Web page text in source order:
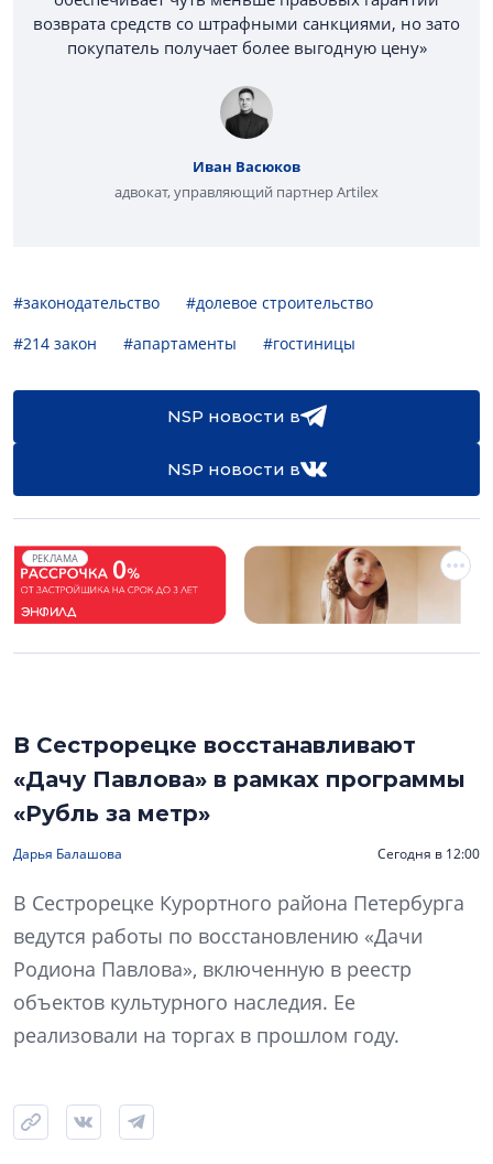
возврата средств со штрафными санкциями, но зато
покупатель получает более выгодную цену»
Иван Васюков
адвокат, управляющий партнер Artilex
#законодательство
#долевое строительство
#214 закон
#апартаменты #гостиницы
NSP новости в
NSP новости в
РЕКЛАМА
В Сестрорецке восстанавливают
«Дачу Павлова» в рамках программы
«Рубль за метр»
Дарья Балашова Сегодня в 12:00
В Сестрорецке Курортного района Петербурга
ведутся работы по восстановлению «Дачи
Родиона Павлова», включенную в реестр
объектов культурного наследия. Ее
реализовали на торгах в прошлом году.